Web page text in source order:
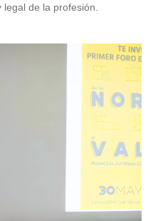
de la profesión.